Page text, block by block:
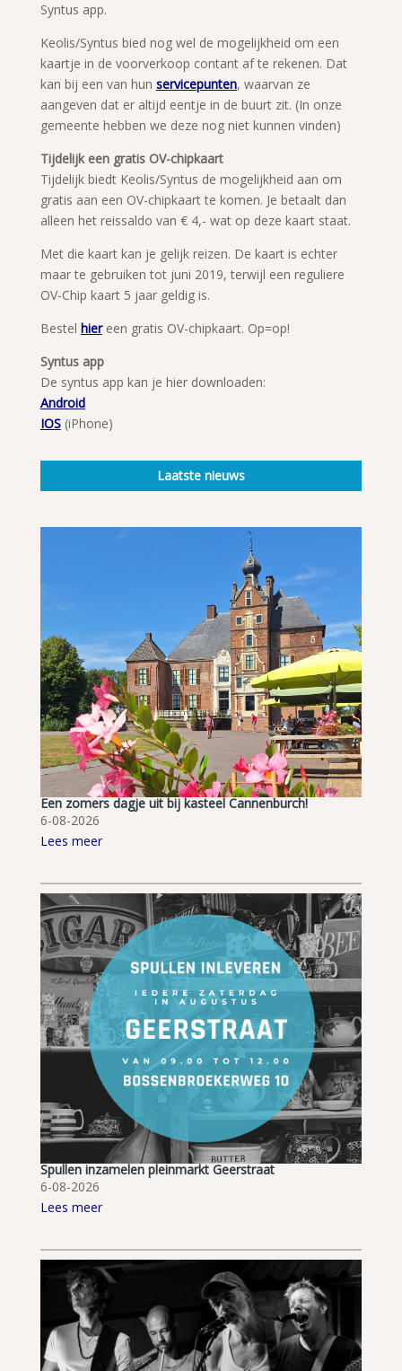
Syntus app.
Keolis/Syntus bied nog wel de mogelijkheid om een
kaartje in de voorverkoop contant af te rekenen. Dat
kan bij een van hun servicepunten, waarvan ze
aangeven dat er altijd eentje in de buurt zit. (In onze
gemeente hebben we deze nog niet kunnen vinden)
Tijdelijk een gratis OV-chipkaart
Tijdelijk biedt Keolis/Syntus de mogelijkheid aan om
gratis aan een OV-chipkaart te komen. Je betaalt dan
alleen het reissaldo van € 4,- wat op deze kaart staat.
Met die kaart kan je gelijk reizen. De kaart is echter
maar te gebruiken tot juni 2019, terwijl een reguliere
OV-Chip kaart 5 jaar geldig is.
Bestel hiereen gratis OV-chipkaart. Op=op!
Syntus app
De syntus app kan je hier downloaden:
Android
IOS(iPhone)
Laatste nieuws
Een zomers dagje uit bij kasteel Cannenburch!
6-08-2026
Lees meer
Spullen inzamelen pleinmarkt Geerstraat
6-08-2026
Lees meer